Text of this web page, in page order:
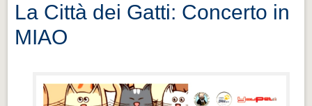
La Città dei Gatti: Concerto in
MIAO